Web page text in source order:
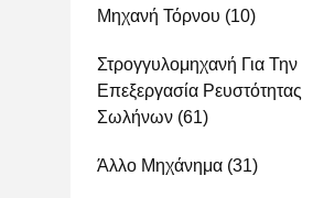
Μηχανή Τόρνου (10)
Στρογγυλομηχανή Για Την
Επεξεργασία Ρευστότητας
Σωλήνων (61)
Άλλο Μηχάνημα (31)